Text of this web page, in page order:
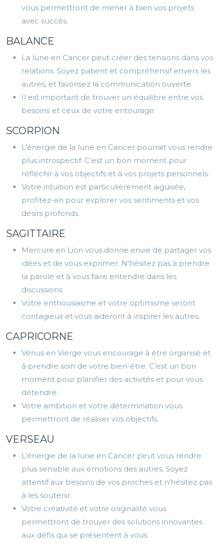
vous permettront de mener à bien vos projets
avec succès.
BALANCE
La lune en Cancer peut créer des tensions dans vos
relations. Soyez patient et compréhensif envers les
autres, et favorisez la communication ouverte.
Il est important de trouver un équilibre entre vos
besoins et ceux de votre entourage.
SCORPION
L’énergie de la lune en Cancer pourrait vous rendre
plus introspectif. C’est un bon moment pour
réfléchir à vos objectifs et à vos projets personnels.
Votre intuition est particulièrement aiguisée,
profitez-en pour explorer vos sentiments et vos
désirs profonds.
SAGITTAIRE
Mercure en Lion vous donne envie de partager vos
idées et de vous exprimer. N’hésitez pas à prendre
la parole et à vous faire entendre dans les
discussions.
Votre enthousiasme et votre optimisme seront
contagieux et vous aideront à inspirer les autres.
CAPRICORNE
Vénus en Vierge vous encourage à être organisé et
à prendre soin de votre bien-être. C’est un bon
moment pour planifier des activités et pour vous
détendre.
Votre ambition et votre détermination vous
permettront de réaliser vos objectifs.
VERSEAU
L’énergie de la lune en Cancer peut vous rendre
plus sensible aux émotions des autres. Soyez
attentif aux besoins de vos proches et n’hésitez pas
à les soutenir.
Votre créativité et votre originalité vous
permettront de trouver des solutions innovantes
aux défis qui se présentent à vous.